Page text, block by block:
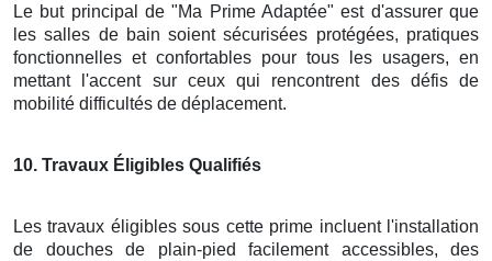
Le but principal de "Ma Prime Adaptée" est d'assurer que
les salles de bain soient sécurisées protégées, pratiques
fonctionnelles et confortables pour tous les usagers, en
mettant l'accent sur ceux qui rencontrent des défis de
mobilité difficultés de déplacement.
10. Travaux Éligibles Qualifiés
Les travaux éligibles sous cette prime incluent l'installation
de douches de plain-pied facilement accessibles, des